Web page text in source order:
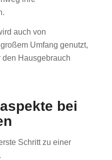
auch von
Umfang genutzt,
Hausgebrauch
bei
Schritt zu einer